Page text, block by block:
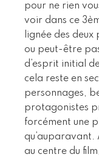
pour ne rien
voir dans ce
lignée des
ou peut-être
d’esprit initial
cela reste en
personnages,
protagonistes
forcément une
qu’auparavant.
au centre du